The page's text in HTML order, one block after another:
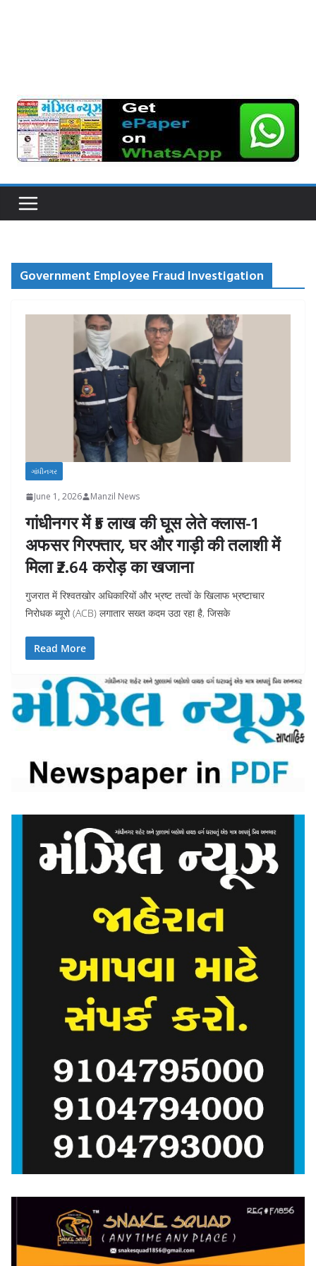
Government Employee Fraud Investigation
ગાંધીનગર
June 1, 2026 Manzil News
गांधीनगर में ₹5 लाख की घूस लेते क्लास-1
अफसर गिरफ्तार, घर और गाड़ी की तलाशी में
मिला ₹2.64 करोड़ का खजाना
गुजरात में रिश्वतखोर अधिकारियों और भ्रष्ट तत्वों के खिलाफ भ्रष्टाचार
निरोधक ब्यूरो (ACB) लगातार सख्त कदम उठा रहा है, जिसके
Read More